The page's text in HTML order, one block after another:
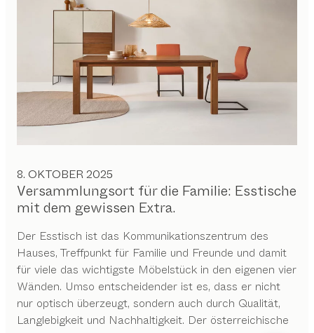
8. OKTOBER 2025
Versammlungsort für die Familie: Esstische
mit dem gewissen Extra.
Der Esstisch ist das Kommunikationszentrum des
Hauses, Treffpunkt für Familie und Freunde und damit
für viele das wichtigste Möbelstück in den eigenen vier
Wänden. Umso entscheidender ist es, dass er nicht
nur optisch überzeugt, sondern auch durch Qualität,
Langlebigkeit und Nachhaltigkeit. Der österreichische